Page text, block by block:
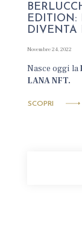
EDITION:
DIVENTA
Novembre 24, 2022
Nasce oggi la
LANA NFT.
SCOPRI